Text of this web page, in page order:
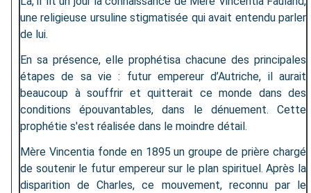
une religieuse ursuline stigmatisée qui avait entendu parler
de lui.
En sa présence, elle prophétisa chacune des principales
étapes de sa vie : futur empereur d’Autriche, il aurait
beaucoup à souffrir et quitterait ce monde dans des
conditions épouvantables, dans le dénuement. Cette
prophétie s'est réalisée dans le moindre détail.
Mère Vincentia fonde en 1895 un groupe de prière chargé
de soutenir le futur empereur sur le plan spirituel. Après la
disparition de Charles, ce mouvement, reconnu par le